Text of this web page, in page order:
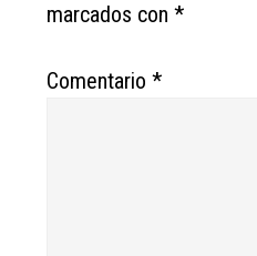
marcados con*
Comentario*